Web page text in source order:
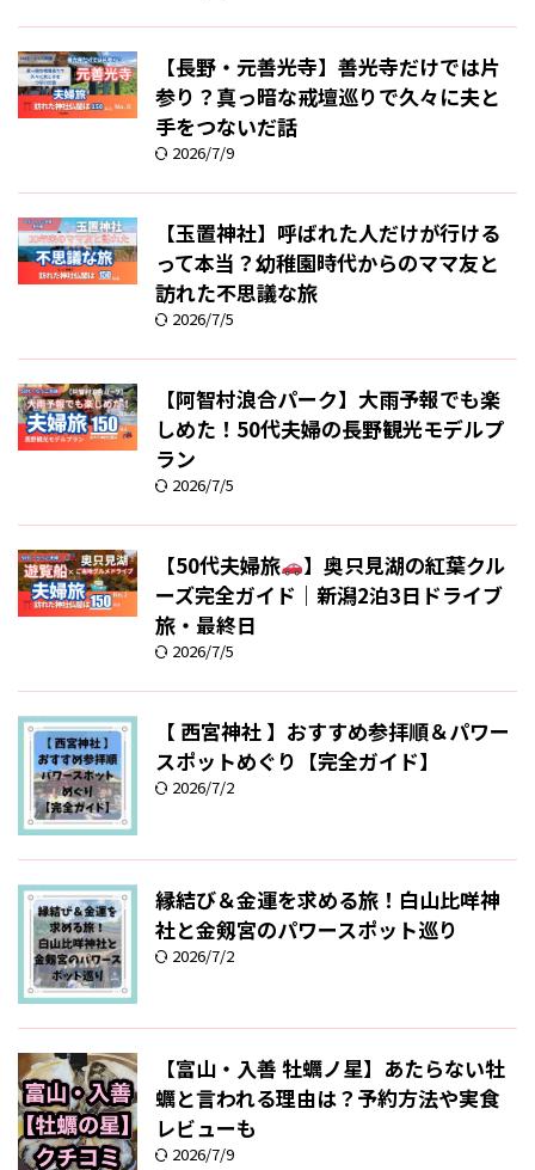
【長野・元善光寺】善光寺だけでは片
参り？真っ暗な戒壇巡りで久々に夫と
手をつないだ話
2026/7/9
【玉置神社】呼ばれた人だけが行ける
って本当？幼稚園時代からのママ友と
訪れた不思議な旅
2026/7/5
【阿智村浪合パーク】大雨予報でも楽
しめた！50代夫婦の長野観光モデルプ
ラン
2026/7/5
【50代夫婦旅
】奥只見湖の紅葉クル
ーズ完全ガイド｜新潟2泊3日ドライブ
旅・最終日
2026/7/5
【 西宮神社 】おすすめ参拝順＆パワー
スポットめぐり【完全ガイド】
2026/7/2
縁結び＆金運を求める旅！白山比咩神
社と金剱宮のパワースポット巡り
2026/7/2
【富山・入善 牡蠣ノ星】あたらない牡
蠣と言われる理由は？予約方法や実食
レビューも
2026/7/9